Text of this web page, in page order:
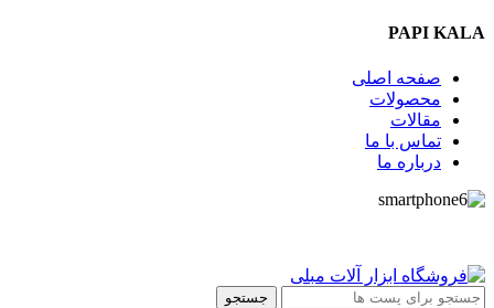
PAPI KALA
صفحه اصلی
محصولات
مقالات
تماس با ما
درباره ما
جستجو